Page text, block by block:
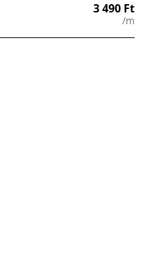
3 490 Ft
/m